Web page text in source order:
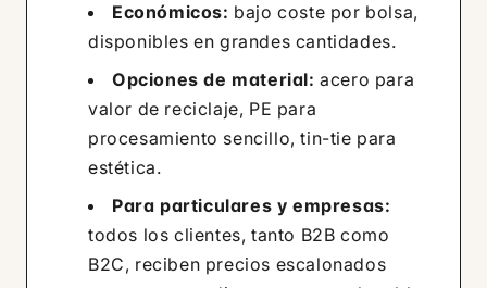
Económicos: bajo coste por bolsa,
disponibles en grandes cantidades.
Opciones de material: acero para
valor de reciclaje, PE para
procesamiento sencillo, tin-tie para
estética.
Para particulares y empresas:
todos los clientes, tanto B2B como
B2C, reciben precios escalonados